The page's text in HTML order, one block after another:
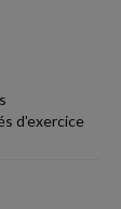
d'exercice